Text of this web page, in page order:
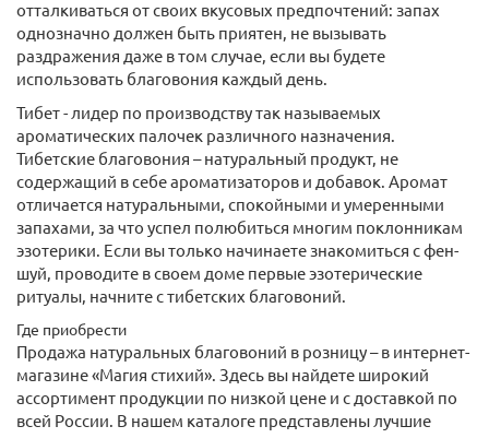
отталкиваться от своих вкусовых предпочтений: запах
однозначно должен быть приятен, не вызывать
раздражения даже в том случае, если вы будете
использовать благовония каждый день.
Тибет - лидер по производству так называемых
ароматических палочек различного назначения.
Тибетские благовония – натуральный продукт, не
содержащий в себе ароматизаторов и добавок. Аромат
отличается натуральными, спокойными и умеренными
запахами, за что успел полюбиться многим поклонникам
эзотерики. Если вы только начинаете знакомиться с фен-
шуй, проводите в своем доме первые эзотерические
ритуалы, начните с тибетских благовоний.
Где приобрести
Продажа натуральных благовоний в розницу – в интернет-
магазине «Магия стихий». Здесь вы найдете широкий
ассортимент продукции по низкой цене и с доставкой по
всей России. В нашем каталоге представлены лучшие